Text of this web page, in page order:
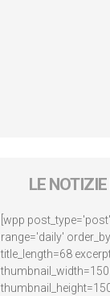
LE
[wpp
range='daily'
title_length=68
thumbnail_width=150